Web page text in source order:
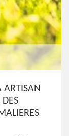
ARTISAN